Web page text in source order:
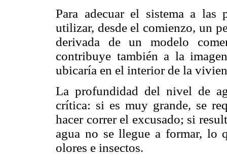
Para adecuar el sistema a las
utilizar, desde el comienzo, un
derivada de un modelo
contribuye también a la
ubicaría en el interior de la
La profundidad del nivel de
crítica: si es muy grande, se
hacer correr el excusado; si
agua no se llegue a formar, lo
olores e insectos.